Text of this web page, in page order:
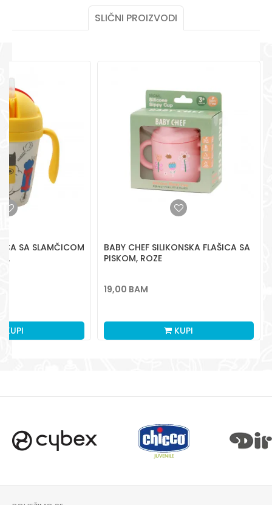
+387 656-72209
Radno vreme
aksaonlinebih@aksabih.ba
SLIČNI PROIZVODI
SA SLAMČICOM
KUPI
BABY CHEF SILIKONSKA FLAŠICA SA
PISKOM, ROZE
19,00 BAM
KUPI